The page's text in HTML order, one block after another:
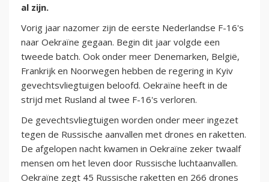
al zijn.
Vorig jaar nazomer zijn de eerste Nederlandse F-16's
naar Oekraïne gegaan. Begin dit jaar volgde een
tweede batch. Ook onder meer Denemarken, België,
Frankrijk en Noorwegen hebben de regering in Kyiv
gevechtsvliegtuigen beloofd. Oekraïne heeft in de
strijd met Rusland al twee F-16's verloren.
De gevechtsvliegtuigen worden onder meer ingezet
tegen de Russische aanvallen met drones en raketten.
De afgelopen nacht kwamen in Oekraïne zeker twaalf
mensen om het leven door Russische luchtaanvallen.
Oekraïne zegt 45 Russische raketten en 266 drones